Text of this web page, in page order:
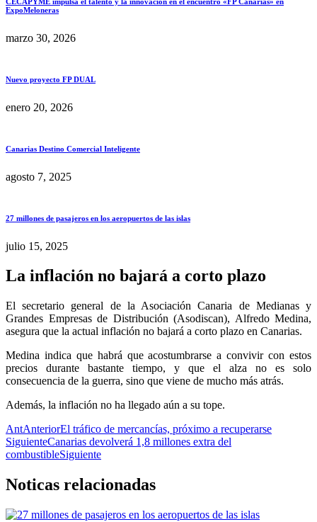
ExpoMeloneras
marzo 30, 2026
Nuevo proyecto FP DUAL
enero 20, 2026
Canarias Destino Comercial Inteligente
agosto 7, 2025
27 millones de pasajeros en los aeropuertos de las islas
julio 15, 2025
La inflación no bajará a corto plazo
El secretario general de la Asociación Canaria de Medianas y
Grandes Empresas de Distribución (Asodiscan), Alfredo Medina,
asegura que la actual inflación no bajará a corto plazo en Canarias.
Medina indica que habrá que acostumbrarse a convivir con estos
precios durante bastante tiempo, y que el alza no es solo
consecuencia de la guerra, sino que viene de mucho más atrás.
Además, la inflación no ha llegado aún a su tope.
AntAnteriorEl tráfico de mercancías, próximo a recuperarse
SiguienteCanarias devolverá 1,8 millones extra del
combustibleSiguiente
Noticas relacionadas